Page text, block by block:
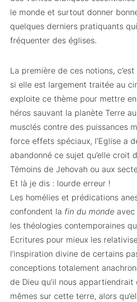
le monde et surtout donner
quelques derniers pratiquants
fréquenter des églises.
La première de ces notions, c’est
si elle est largement traitée au
exploite ce thème pour mettre
héros sauvant la planète Terre
musclés contre des puissances
force effets spéciaux, l’Eglise a
abandonné ce sujet qu’elle croit
Témoins de Jehovah ou aux
Et là je dis : lourde erreur !
Les homélies et prédications
confondent la fin du monde
les théologies contemporaines
Ecritures pour mieux les
l’inspiration divine de certains
conceptions totalement
de Dieu qu’il nous
mêmes sur cette terre, alors